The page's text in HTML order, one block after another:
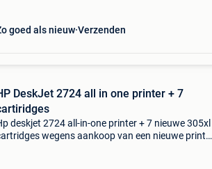
goed als nieuw Verzenden
DeskJet 2724 all in one printer + 7
deskjet 2724 all-in-one printer + 7 nieuwe 305xl
wegens aankoop van een nieuwe printer